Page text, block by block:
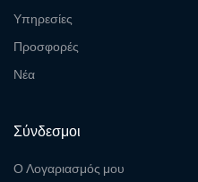
Υπηρεσίες
Προσφορές
Νέα
Σύνδεσμοι
Ο Λογαριασμός μου